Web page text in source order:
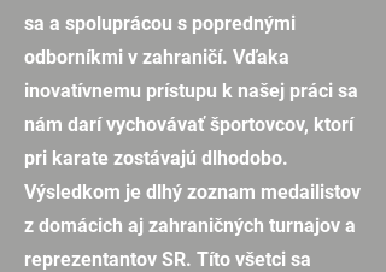
sa a spoluprácou s poprednými
odborníkmi v zahraničí. Vďaka
inovatívnemu prístupu k našej práci sa
nám darí vychovávať športovcov, ktorí
pri karate zostávajú dlhodobo.
Výsledkom je dlhý zoznam medailistov
z domácich aj zahraničných turnajov a
reprezentantov SR. Títo všetci sa